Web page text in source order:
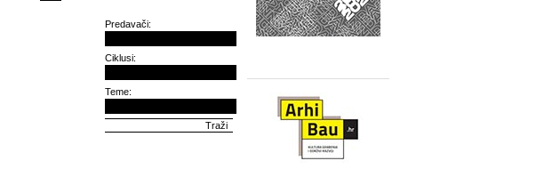
Predavači:
Ciklusi:
Teme: